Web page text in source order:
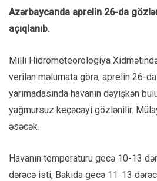
Azərbaycanda aprelin 26-da
açıqlanıb.
Milli Hidrometeorologiya
verilən məlumata görə, aprelin 26-
yarımadasında havanın dəyişkən
yağmursuz keçəcəyi gözlənilir.
əsəcək.
Havanın temperaturu gecə 10-13
dərəcə isti, Bakıda gecə 11-13